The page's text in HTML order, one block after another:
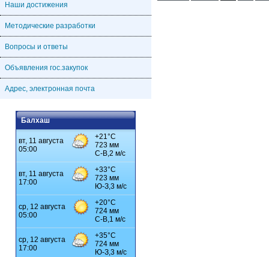
Наши достижения
Методические разработки
Вопросы и ответы
Объявления гос.закупок
Адрес, электронная почта
Балхаш